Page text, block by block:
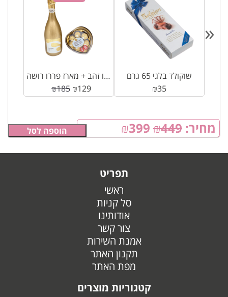
מחיר: ₪449
₪399 הוספה לסל
יין למברוסקו זהב + מארז פררו רושה
₪185 ₪129
שוקולד בלגי 65 גרם
₪35
«
תפריט
ראשי
סל קניות
אודותינו
צור קשר
אמנת השירות
תקנון האתר
מפת האתר
קטגוריות מוצרים